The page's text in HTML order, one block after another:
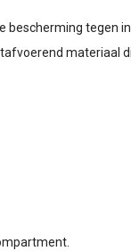
bescherming tegen
materiaal